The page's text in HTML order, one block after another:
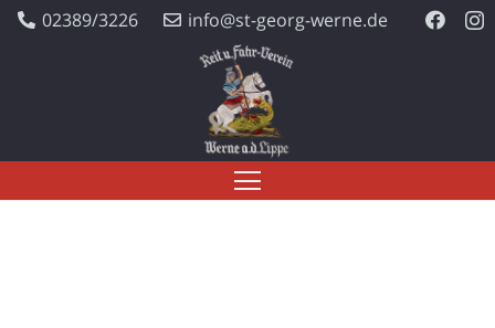
02389/3226 info@st-georg-werne.de